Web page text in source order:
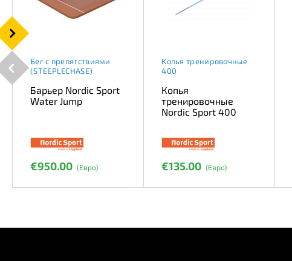
Бег с препятствиями
(STEEPLECHASE)
Барьер Nordic Sport
Water Jump
€950.00 (Евро)
Копья тренировочные
400
Копья
тренировочные
Nordic Sport 400
€135.00 (Евро)